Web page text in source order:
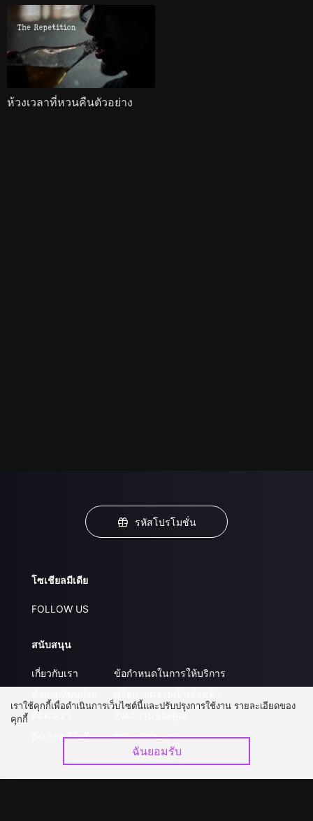
ห้วงเวลาที่หวนคืนตัวอย่าง
รหัสโปรโมชั่น
โซเชียลมีเดีย
FOLLOW US
สนับสนุน
เกี่ยวกับเรา
ติดต่อเรา
อัปเกรด วีไอพี
ข้อกำหนดในการให้บริการ
ส่งผลงานของคุณ
ร่วมงานกับเรา
เราใช้คุกกี้เพื่อดำเนินการเว็บไซต์นี้และปรับปรุงการใช้งาน รายละเอียดของ
คุกกี้
ฉันยอมรับ